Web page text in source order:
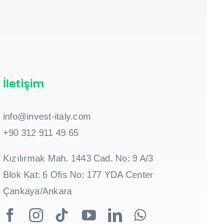
İletişim
info@invest-italy.com
+90 312 911 49 65
Kızılırmak Mah. 1443 Cad. No: 9 A/3
Blok Kat: 6 Ofis No: 177 YDA Center
Çankaya/Ankara